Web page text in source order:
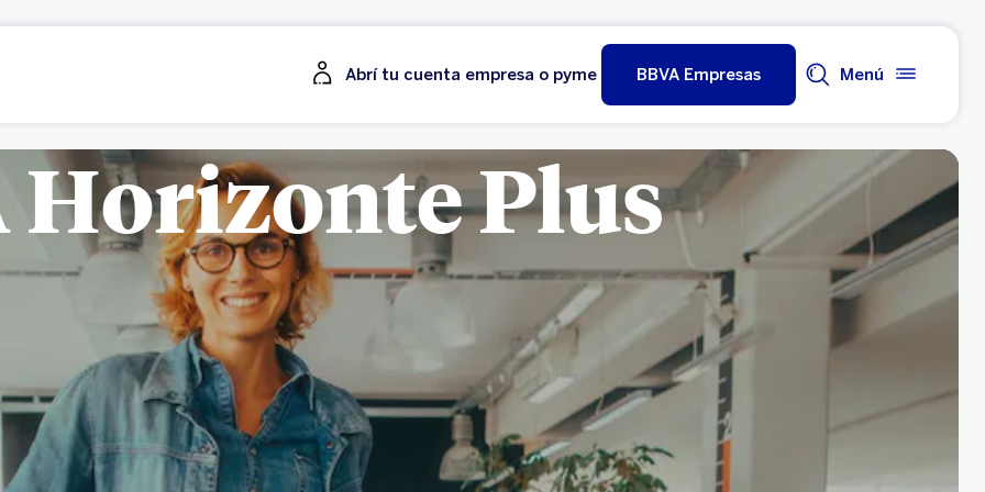
Abrí tu cuenta empresa o pyme BBVA Empresas Menú
Horizonte Plus